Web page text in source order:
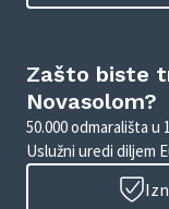
Zašto biste
Novasolom?
50.000 odmarališta u
Uslužni uredi diljem